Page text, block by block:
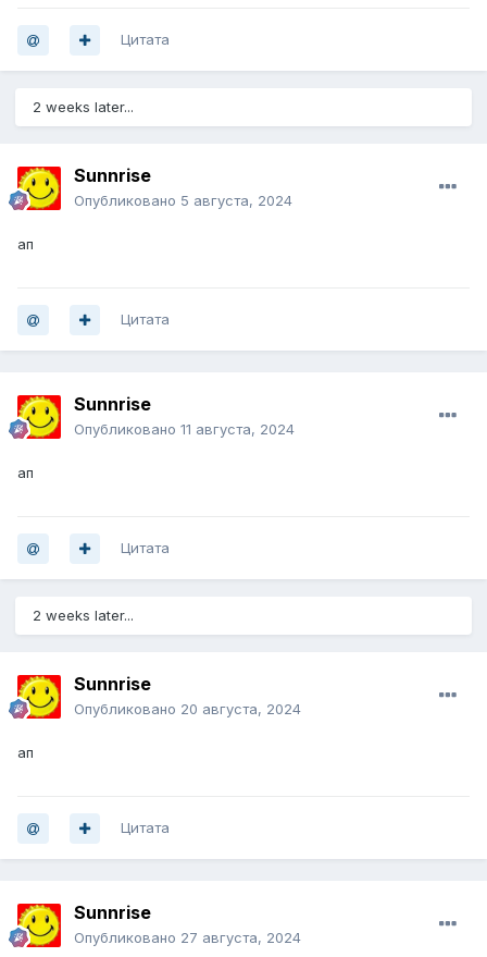
Цитата
2 weeks later...
Sunnrise
Опубликовано 5 августа, 2024
ап
Цитата
Sunnrise
Опубликовано 11 августа, 2024
ап
Цитата
2 weeks later...
Sunnrise
Опубликовано 20 августа, 2024
ап
Цитата
Sunnrise
Опубликовано 27 августа, 2024